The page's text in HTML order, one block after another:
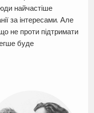
найчастіше
за інтересами. Але
не проти підтримати
буде